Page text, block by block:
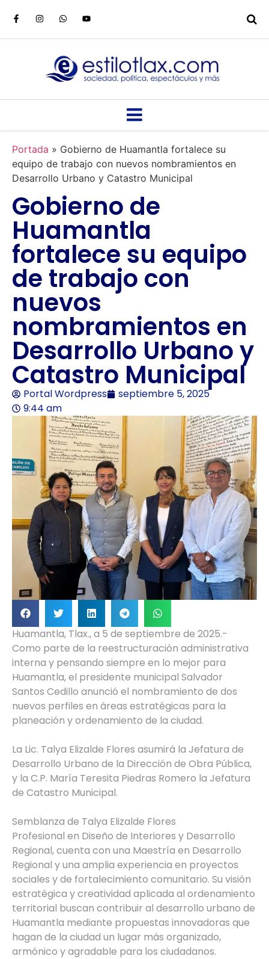
Portada » Gobierno de Huamantla fortalece su
equipo de trabajo con nuevos nombramientos en
Desarrollo Urbano y Catastro Municipal
Gobierno de
Huamantla
fortalece su equipo
de trabajo con
nuevos
nombramientos en
Desarrollo Urbano y
Catastro Municipal
Portal Wordpress
septiembre 5, 2025
9:44 am
Huamantla, Tlax., a 5 de septiembre de 2025.-
Como parte de la reestructuración administrativa
interna y pensando siempre en lo mejor para
Huamantla, el presidente municipal Salvador
Santos Cedillo anunció el nombramiento de dos
nuevos perfiles en áreas estratégicas para la
planeación y ordenamiento de la ciudad.
La Lic. Talya Elizalde Flores asumirá la Jefatura de
Desarrollo Urbano de la Dirección de Obra Pública,
y la C.P. María Teresita Piedras Romero la Jefatura
de Catastro Municipal.
Semblanza de Talya Elizalde Flores
Profesional en Diseño de Interiores y Desarrollo
Regional, cuenta con una Maestría en Desarrollo
Regional y una amplia experiencia en proyectos
sociales y de fortalecimiento comunitario. Su visión
estratégica y creatividad aplicada al ordenamiento
territorial buscan contribuir al desarrollo urbano de
Huamantla mediante propuestas innovadoras que
hagan de la ciudad un lugar más organizado,
armónico y agradable para los ciudadanos.